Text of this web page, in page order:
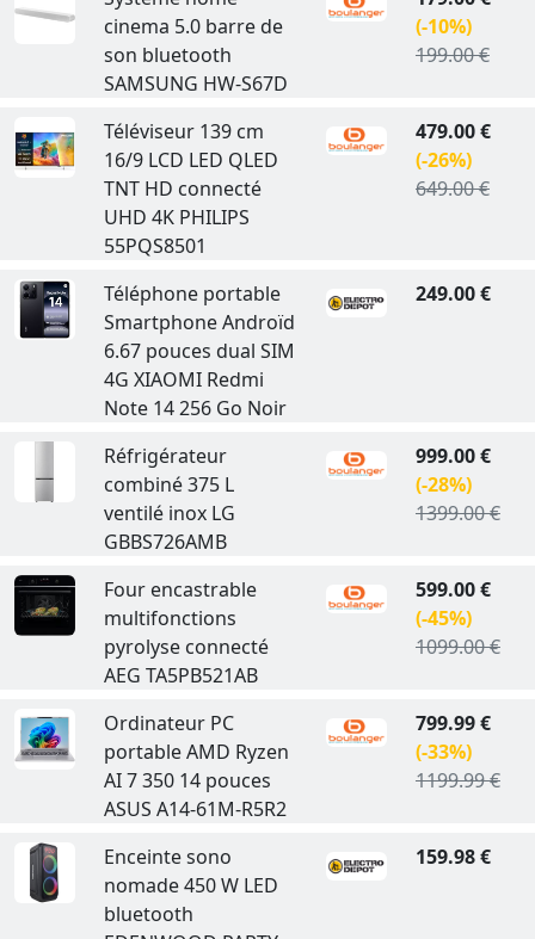
cinema 5.0 barre de
son bluetooth
SAMSUNG HW-S67D
(-10%)
199.00 €
Téléviseur 139 cm
16/9 LCD LED QLED
TNT HD connecté
UHD 4K PHILIPS
55PQS8501
479.00 €
(-26%)
649.00 €
Téléphone portable
Smartphone Androïd
6.67 pouces dual SIM
4G XIAOMI Redmi
Note 14 256 Go Noir
249.00 €
Réfrigérateur
combiné 375 L
ventilé inox LG
GBBS726AMB
999.00 €
(-28%)
1399.00 €
Four encastrable
multifonctions
pyrolyse connecté
AEG TA5PB521AB
599.00 €
(-45%)
1099.00 €
Ordinateur PC
portable AMD Ryzen
AI 7 350 14 pouces
ASUS A14-61M-R5R2
799.99 €
(-33%)
1199.99 €
Enceinte sono
nomade 450 W LED
bluetooth
159.98 €